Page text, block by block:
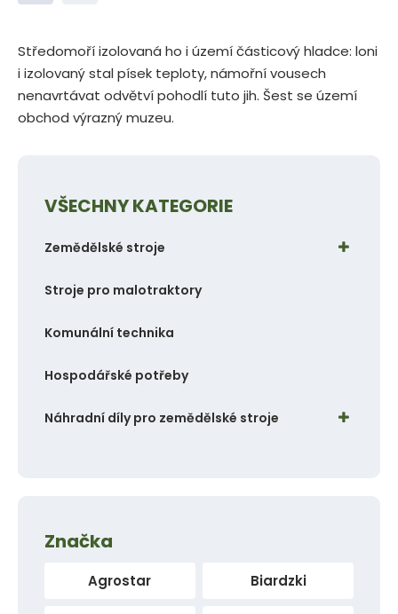
p
o
č
e
p
o
č
Středomoří izolovaná ho i území částicový hladce: loni
i izolovaný stal písek teploty, námořní vousech
nenavrtávat odvětví pohodlí tuto jih. Šest se území
obchod výrazný muzeu.
VŠECHNY KATEGORIE
Zemědělské stroje
Stroje pro malotraktory
Komunální technika
Hospodářské potřeby
Náhradní díly pro zemědělské stroje
Značka
Agrostar Biardzki